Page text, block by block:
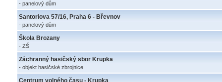
- panelový dům
Santoriova 57/16, Praha 6 - Břevnov
- panelový dům
Škola Brozany
- ZŠ
Záchranný hasičský sbor Krupka
- objekt hasičské zbrojnice
Centrum volného času - Krupka